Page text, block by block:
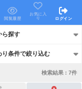
閲覧履歴
お気に入
り
ログイン
ら探す
り条件で絞り込む
り条件で絞り込む
検索結果 : 7件